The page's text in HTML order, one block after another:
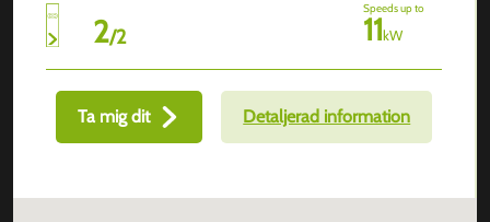
2/2
Speeds up to
11kW
Ta mig dit Detaljerad information